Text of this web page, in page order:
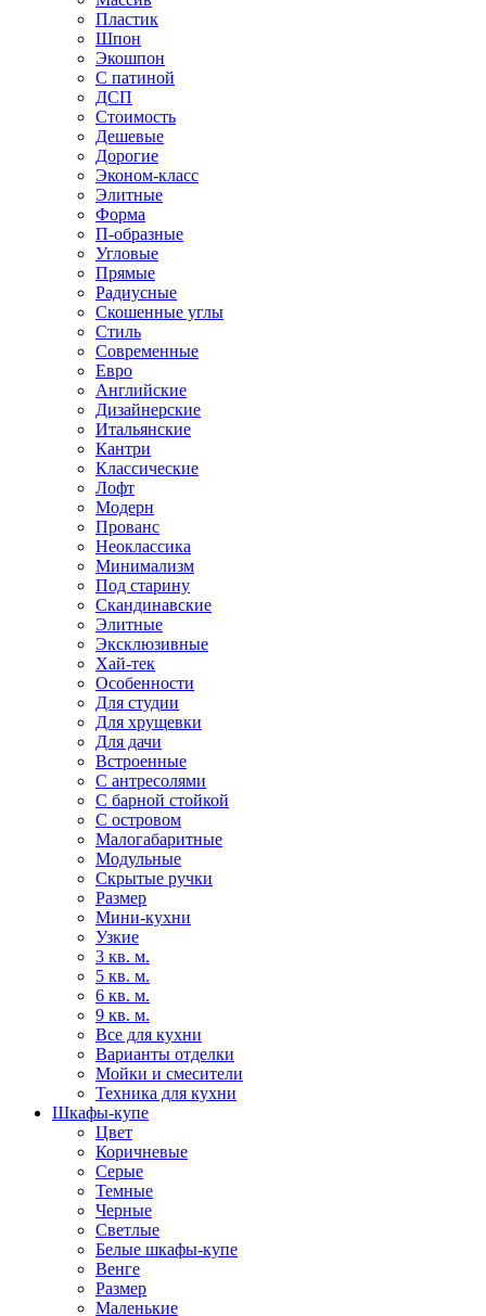
Пластик
Шпон
Экошпон
С патиной
ДСП
Стоимость
Дешевые
Дорогие
Эконом-класс
Элитные
Форма
П-образные
Угловые
Прямые
Радиусные
Скошенные углы
Стиль
Современные
Евро
Английские
Дизайнерские
Итальянские
Кантри
Классические
Лофт
Модерн
Прованс
Неоклассика
Минимализм
Под старину
Скандинавские
Элитные
Эксклюзивные
Хай-тек
Особенности
Для студии
Для хрущевки
Для дачи
Встроенные
С антресолями
С барной стойкой
С островом
Малогабаритные
Модульные
Скрытые ручки
Размер
Мини-кухни
Узкие
3 кв. м.
5 кв. м.
6 кв. м.
9 кв. м.
Все для кухни
Варианты отделки
Мойки и смесители
Техника для кухни
Шкафы-купе
Цвет
Коричневые
Серые
Темные
Черные
Светлые
Белые шкафы-купе
Венге
Размер
Маленькие